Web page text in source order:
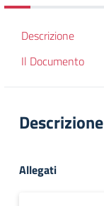
Descrizione
Il Documento
Descrizione
Allegati